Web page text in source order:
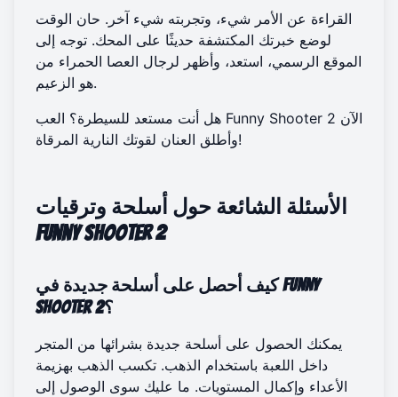
القراءة عن الأمر شيء، وتجربته شيء آخر. حان الوقت
لوضع خبرتك المكتشفة حديثًا على المحك. توجه إلى
الموقع الرسمي، استعد، وأظهر لرجال العصا الحمراء من
هو الزعيم.
هل أنت مستعد للسيطرة؟ العب Funny Shooter 2
وأطلق العنان لقوتك النارية المرقاة!
الأسئلة الشائعة حول أسلحة وترقيات
Funny Shooter 2
كيف أحصل على أسلحة جديدة في Funny
Shooter 2؟
يمكنك الحصول على أسلحة جديدة بشرائها من المتجر
داخل اللعبة باستخدام الذهب. تكسب الذهب بهزيمة
الأعداء وإكمال المستويات. ما عليك سوى الوصول إلى